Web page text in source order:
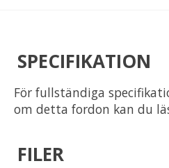
SPECIFIKATION
För fullständiga
om detta fordon kan du
FILER